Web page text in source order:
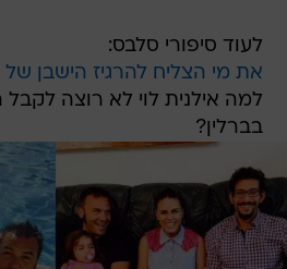
לעוד סיפורי סלבס:
את מי הצליח להרגיז הישבן
למה אילנית לוי לא רוצה לקבל
בברלין?